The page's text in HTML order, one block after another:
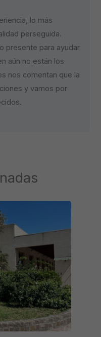
lo más
perseguida.
presente para ayudar
aún no están los
nos comentan que la
y vamos por